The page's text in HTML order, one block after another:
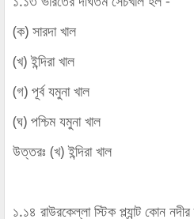
(ক) সারদা খাল
(খ) ইন্দিরা খাল
(গ) পূর্ব যমুনা খাল
(ঘ) পশ্চিম যমুনা খাল
উত্তরঃ (খ) ইন্দিরা খাল
১.১৪ রাউরকেল্লা স্টিক প্ল্যান্ট কোন